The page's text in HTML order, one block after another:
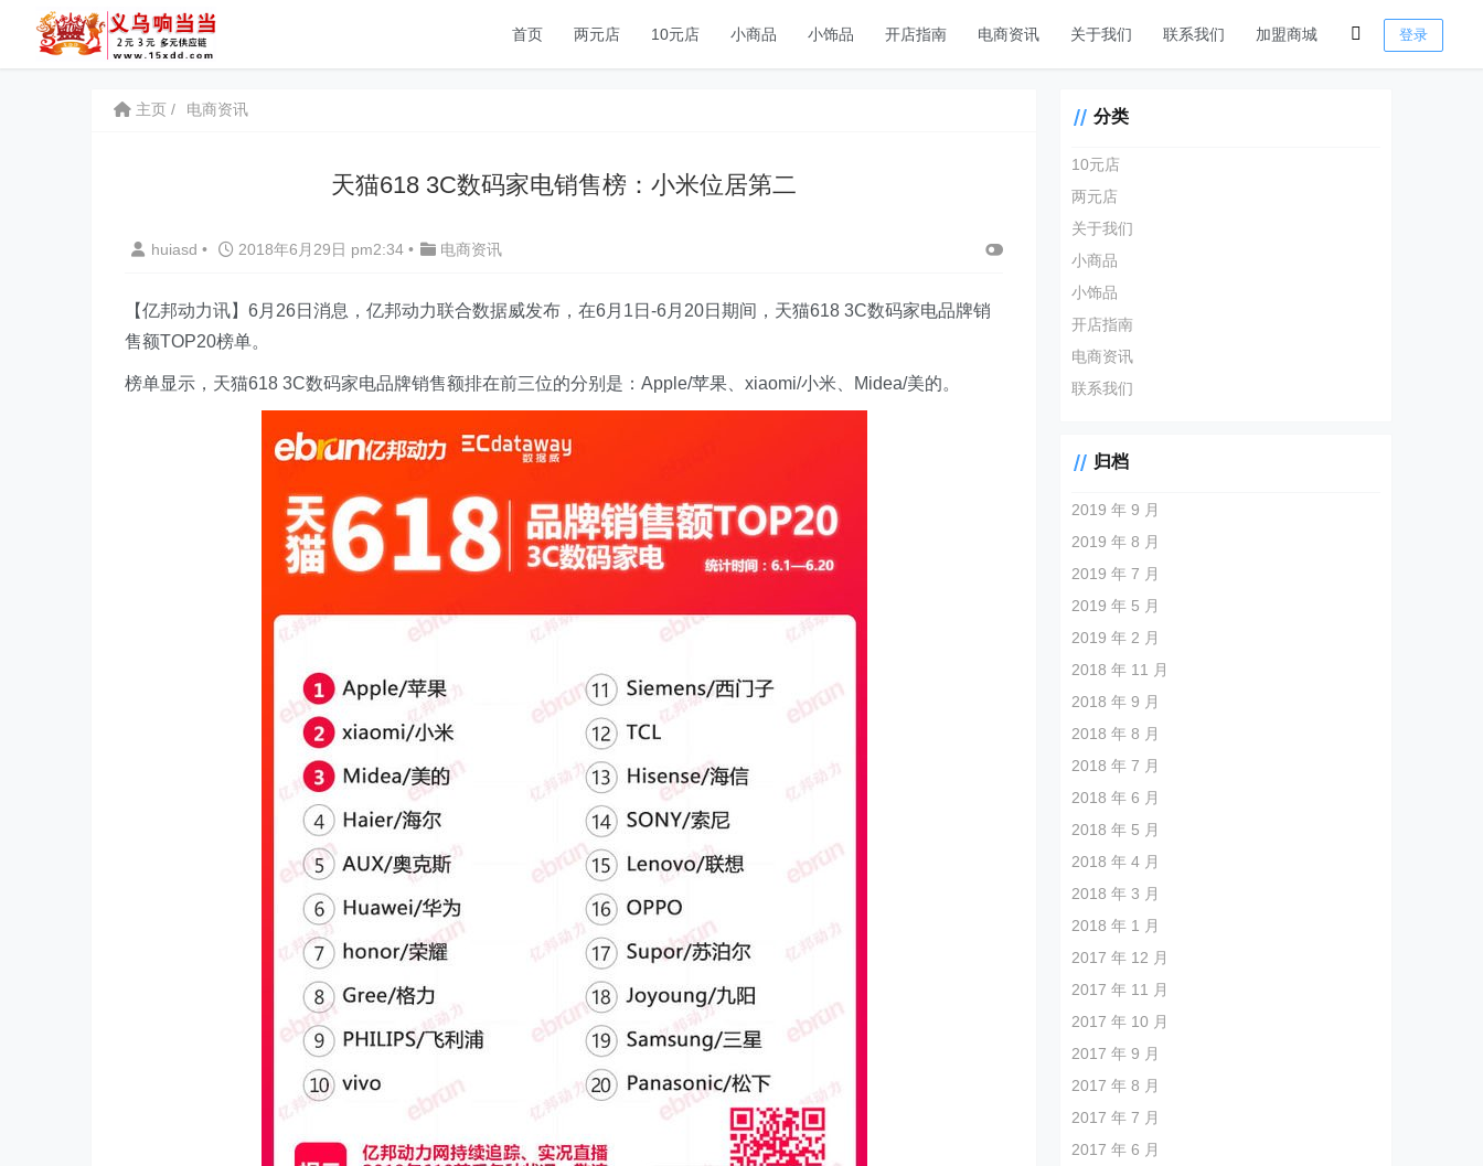
首页 两元店 10元店 小商品 小饰品 开店指南 电商资讯 关于我们 联系我们 加盟商城 登录
主页 电商资讯
天猫618 3C数码家电销售榜：小米位居第二
huiasd • 2018年6月29日 pm2:34 • 电商资讯
【亿邦动力讯】6月26日消息，亿邦动力联合数据威发布，在6月1日-6月20日期间，天猫618 3C数码家电品牌销
售额TOP20榜单。
榜单显示，天猫618 3C数码家电品牌销售额排在前三位的分别是： Apple/苹果、 xiaomi/小米、 Midea/美的。
分类
10元店
两元店
关于我们
小商品
小饰品
开店指南
电商资讯
联系我们
归档
2019 年 9 月
2019 年 8 月
2019 年 7 月
2019 年 5 月
2019 年 2 月
2018 年 11 月
2018 年 9 月
2018 年 8 月
2018 年 7 月
2018 年 6 月
2018 年 5 月
2018 年 4 月
2018 年 3 月
2018 年 1 月
2017 年 12 月
2017 年 11 月
2017 年 10 月
2017 年 9 月
2017 年 8 月
2017 年 7 月
2017 年 6 月